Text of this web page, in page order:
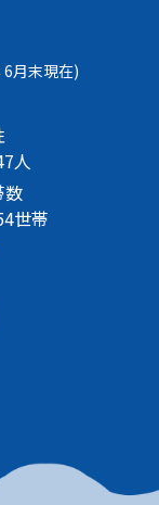
6月末現在)
人
数
世帯